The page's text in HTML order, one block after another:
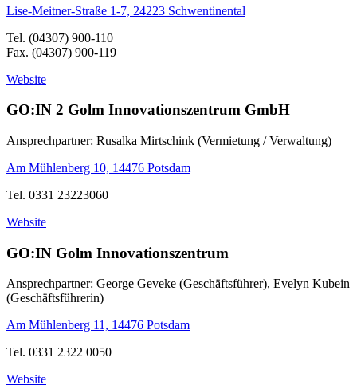
Lise-Meitner-Straße 1-7, 24223 Schwentinental
Tel. (04307) 900-110
Fax. (04307) 900-119
Website
GO:IN 2 Golm Innovationszentrum GmbH
Ansprechpartner: Rusalka Mirtschink (Vermietung / Verwaltung)
Am Mühlenberg 10, 14476 Potsdam
Tel. 0331 23223060
Website
GO:IN Golm Innovationszentrum
Ansprechpartner: George Geveke (Geschäftsführer), Evelyn Kubein
(Geschäftsführerin)
Am Mühlenberg 11, 14476 Potsdam
Tel. 0331 2322 0050
Website